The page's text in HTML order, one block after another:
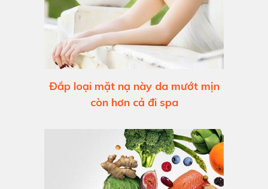
Đắp loại mặt nạ này da mướt mịn
còn hơn cả đi spa